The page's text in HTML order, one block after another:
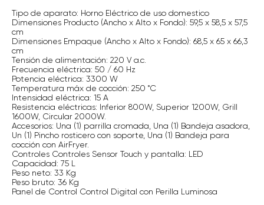
Tipo de aparato: Horno Eléctrico de uso domestico
Dimensiones Producto (Ancho x Alto x Fondo): 59,5 x 58,5 x 57,5
cm
Dimensiones Empaque (Ancho x Alto x Fondo): 68,5 x 65 x 66,3
cm
Tensión de alimentación: 220 V a.c.
Frecuencia eléctrica: 50 / 60 Hz
Potencia eléctrica: 3300 W
Temperatura máx de cocción: 250 ˚C
Intensidad eléctrica: 15 A
Resistencia eléctricas: Inferior 800W, Superior 1200W, Grill
1600W, Circular 2000W.
Accesorios: Una (1) parrilla cromada, Una (1) Bandeja asadora,
Un (1) Pincho rosticero con soporte, Una (1) Bandeja para
cocción con AirFryer.
Controles Controles Sensor Touch y pantalla: LED
Capacidad: 75 L
Peso neto: 33 Kg
Peso bruto: 36 Kg
Panel de Control Control Digital con Perilla Luminosa